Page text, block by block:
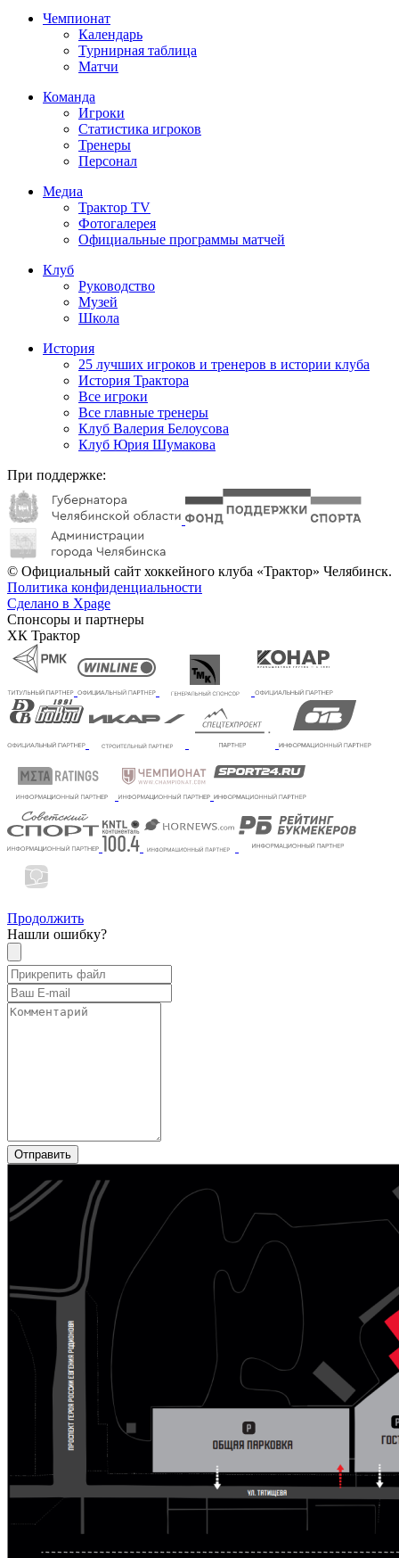
Чемпионат
Календарь
Турнирная таблица
Матчи
Команда
Игроки
Статистика игроков
Тренеры
Персонал
Медиа
Трактор TV
Фотогалерея
Официальные программы матчей
Клуб
Руководство
Музей
Школа
История
25 лучших игроков и тренеров в истории клуба
История Трактора
Все игроки
Все главные тренеры
Клуб Валерия Белоусова
Клуб Юрия Шумакова
При поддержке:
© Официальный сайт хоккейного клуба «Трактор» Челябинск.
Политика конфиденциальности
Сделано в Xpage
Спонсоры и партнеры
ХК Трактор
Продолжить
Нашли ошибку?